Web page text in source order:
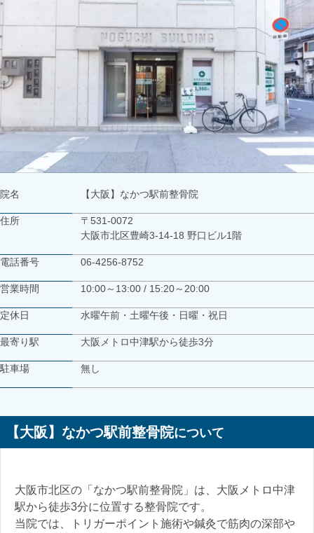
院名 【大阪】なかつ駅前整骨院
住所
〒531-0072
大阪市北区豊崎3-14-18 野口ビル1階
電話番号 06-4256-8752
営業時間 10:00～13:00 / 15:20～20:00
定休日 水曜午前・土曜午後・日曜・祝日
最寄り駅 大阪メトロ中津駅から徒歩3分
駐車場 無し
【大阪】なかつ駅前整骨院について
大阪市北区の「なかつ駅前整骨院」は、大阪メトロ中津
駅から徒歩3分に位置する整骨院です。
当院では、トリガーポイント施術や鍼灸で筋肉の深部や